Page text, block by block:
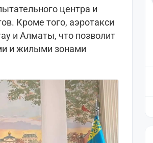
центра и
Кроме того, аэротакси
и Алматы, что позволит
и жилыми зонами